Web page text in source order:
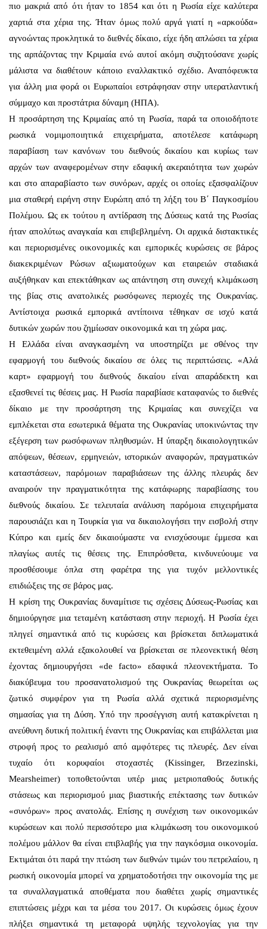
πιο μακριά από ότι ήταν το 1854 και ότι η Ρωσία είχε καλύτερα
χαρτιά στα χέρια της. Ήταν όμως πολύ αργά γιατί η «αρκούδα»
αγνοώντας προκλητικά το διεθνές δίκαιο, είχε ήδη απλώσει τα χέρια
της αρπάζοντας την Κριμαία ενώ αυτοί ακόμη συζητούσανε χωρίς
μάλιστα να διαθέτουν κάποιο εναλλακτικό σχέδιο. Αναπόφευκτα
για άλλη μια φορά οι Ευρωπαίοι εστράφησαν στην υπερατλαντική
σύμμαχο και προστάτρια δύναμη (ΗΠΑ).
Η προσάρτηση της Κριμαίας από τη Ρωσία, παρά τα οποιοδήποτε
ρωσικά νομιμοποιητικά επιχειρήματα, αποτέλεσε κατάφωρη
παραβίαση των κανόνων του διεθνούς δικαίου και κυρίως των
αρχών των αναφερομένων στην εδαφική ακεραιότητα των χωρών
και στο απαραβίαστο των συνόρων, αρχές οι οποίες εξασφαλίζουν
μια σταθερή ειρήνη στην Ευρώπη από τη λήξη του Β΄ Παγκοσμίου
Πολέμου. Ως εκ τούτου η αντίδραση της Δύσεως κατά της Ρωσίας
ήταν απολύτως αναγκαία και επιβεβλημένη. Οι αρχικά διστακτικές
και περιορισμένες οικονομικές και εμπορικές κυρώσεις σε βάρος
διακεκριμένων Ρώσων αξιωματούχων και εταιρειών σταδιακά
αυξήθηκαν και επεκτάθηκαν ως απάντηση στη συνεχή κλιμάκωση
της βίας στις ανατολικές ρωσόφωνες περιοχές της Ουκρανίας.
Αντίστοιχα ρωσικά εμπορικά αντίποινα τέθηκαν σε ισχύ κατά
δυτικών χωρών που ζημίωσαν οικονομικά και τη χώρα μας.
Η Ελλάδα είναι αναγκασμένη να υποστηρίζει με σθένος την
εφαρμογή του διεθνούς δικαίου σε όλες τις περιπτώσεις. «Αλά
καρτ» εφαρμογή του διεθνούς δικαίου είναι απαράδεκτη και
εξασθενεί τις θέσεις μας. Η Ρωσία παραβίασε καταφανώς το διεθνές
δίκαιο με την προσάρτηση της Κριμαίας και συνεχίζει να
εμπλέκεται στα εσωτερικά θέματα της Ουκρανίας υποκινώντας την
εξέγερση των ρωσόφωνων πληθυσμών. Η ύπαρξη δικαιολογητικών
απόψεων, θέσεων, ερμηνειών, ιστορικών αναφορών, πραγματικών
καταστάσεων, παρόμοιων παραβιάσεων της άλλης πλευράς δεν
αναιρούν την πραγματικότητα της κατάφωρης παραβίασης του
διεθνούς δικαίου. Σε τελευταία ανάλυση παρόμοια επιχειρήματα
παρουσιάζει και η Τουρκία για να δικαιολογήσει την εισβολή στην
Κύπρο και εμείς δεν δικαιούμαστε να ενισχύσουμε έμμεσα και
πλαγίως αυτές τις θέσεις της. Επιπρόσθετα, κινδυνεύουμε να
προσθέσουμε όπλα στη φαρέτρα της για τυχόν μελλοντικές
επιδιώξεις της σε βάρος μας.
Η κρίση της Ουκρανίας δυναμίτισε τις σχέσεις Δύσεως-Ρωσίας και
δημιούργησε μια τεταμένη κατάσταση στην περιοχή. Η Ρωσία έχει
πληγεί σημαντικά από τις κυρώσεις και βρίσκεται διπλωματικά
εκτεθειμένη αλλά εξακολουθεί να βρίσκεται σε πλεονεκτική θέση
έχοντας δημιουργήσει «de facto» εδαφικά πλεονεκτήματα. Το
διακύβευμα του προσανατολισμού της Ουκρανίας θεωρείται ως
ζωτικό συμφέρον για τη Ρωσία αλλά σχετικά περιορισμένης
σημασίας για τη Δύση. Υπό την προσέγγιση αυτή κατακρίνεται η
ανεύθυνη δυτική πολιτική έναντι της Ουκρανίας και επιβάλλεται μια
στροφή προς το ρεαλισμό από αμφότερες τις πλευρές. Δεν είναι
τυχαίο ότι κορυφαίοι στοχαστές (Kissinger, Brzezinski,
Mearsheimer) τοποθετούνται υπέρ μιας μετριοπαθούς δυτικής
στάσεως και περιορισμού μιας βιαστικής επέκτασης των δυτικών
«συνόρων» προς ανατολάς. Επίσης η συνέχιση των οικονομικών
κυρώσεων και πολύ περισσότερο μια κλιμάκωση του οικονομικού
πολέμου μάλλον θα είναι επιβλαβής για την παγκόσμια οικονομία.
Εκτιμάται ότι παρά την πτώση των διεθνών τιμών του πετρελαίου, η
ρωσική οικονομία μπορεί να χρηματοδοτήσει την οικονομία της με
τα συναλλαγματικά αποθέματα που διαθέτει χωρίς σημαντικές
επιπτώσεις μέχρι και τα μέσα του 2017. Οι κυρώσεις όμως έχουν
πλήξει σημαντικά τη μεταφορά υψηλής τεχνολογίας για την